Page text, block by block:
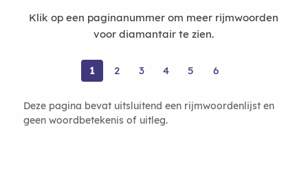
Klik op een paginanummer om meer rijmwoorden
voor diamantair te zien.
1 2 3 4 5 6
Deze pagina bevat uitsluitend een rijmwoordenlijst en
geen woordbetekenis of uitleg.